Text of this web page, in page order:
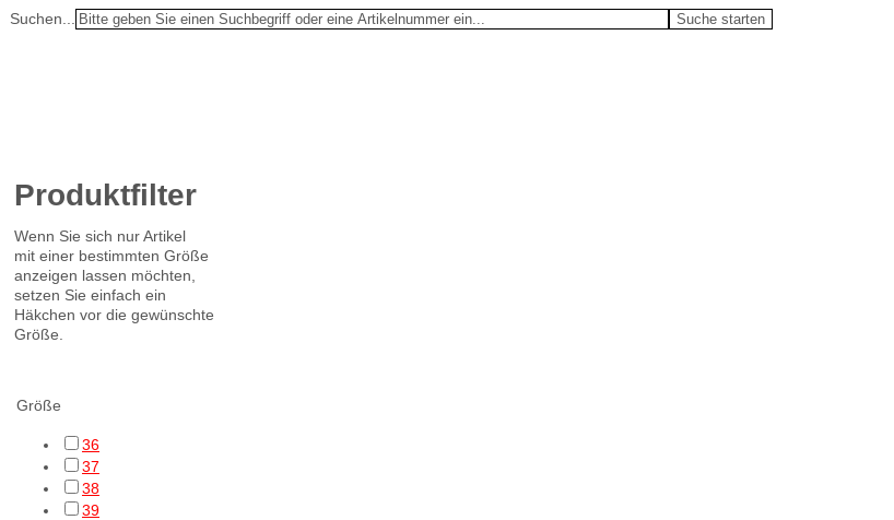
Suchen...
Produktfilter
Wenn Sie sich nur Artikel
mit einer bestimmten Größe
anzeigen lassen möchten,
setzen Sie einfach ein
Häkchen vor die gewünschte
Größe.
Größe
36
37
38
39